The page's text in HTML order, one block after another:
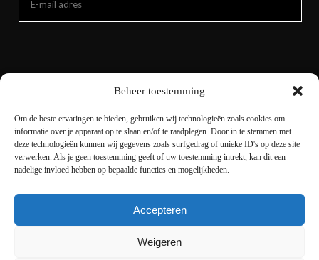
Beheer toestemming
Om de beste ervaringen te bieden, gebruiken wij technologieën zoals cookies om
informatie over je apparaat op te slaan en/of te raadplegen. Door in te stemmen met
deze technologieën kunnen wij gegevens zoals surfgedrag of unieke ID's op deze site
verwerken. Als je geen toestemming geeft of uw toestemming intrekt, kan dit een
nadelige invloed hebben op bepaalde functies en mogelijkheden.
Accepteren
Weigeren
Copyright © 2021 livingnature.nl | Alle rechten